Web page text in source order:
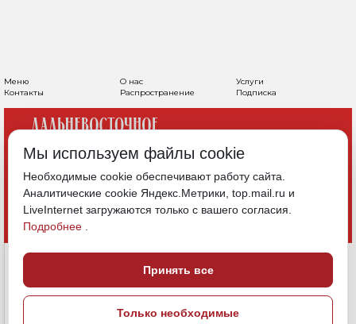
ОБЪЕДИНЯЮТ: В
ХАБАРОВСКЕ ПРОШЕЛ
МАСШТАБНЫЙ
ПАТРИОТИЧЕСКИЙ
МОТОПРОБЕГ
К участникам мероприятия обратился
Дмитрий Демешин
Политика и власть
ПОДЕЛИТЬСЯ
Мы используем файлы cookie
Необходимые cookie обеспечивают работу сайта.
Аналитические cookie Яндекс.Метрики, top.mail.ru и
LiveInternet загружаются только с вашего согласия.
Подробнее
Принять все
Только необходимые